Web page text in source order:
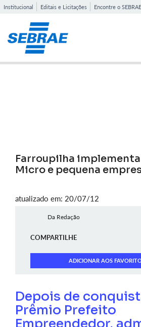
Institucional Editais e Licitações Encontre o SEBRAE
Farroupilha implementa
Micro e pequena
atualizado em: 20/07/12
Da Redação
COMPARTILHE
ADICIONAR AOS
Depois de
Prêmio Prefeito